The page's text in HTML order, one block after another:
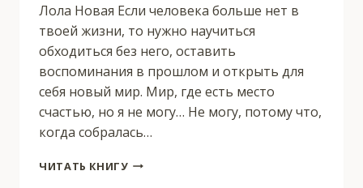
Лола Новая Если человека больше нет в
твоей жизни, то нужно научиться
обходиться без него, оставить
воспоминания в прошлом и открыть для
себя новый мир. Мир, где есть место
счастью, но я не могу… Не могу, потому что,
когда собралась…
ЧИТАТЬ КНИГУМОЙ